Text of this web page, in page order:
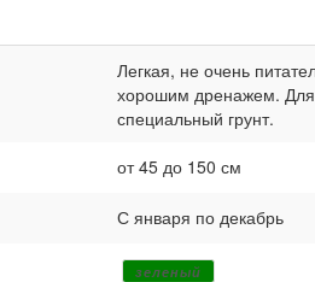
Легкая, не очень
хорошим дренажем.
специальный грунт.
от 45 до 150 см
С января по декабрь
зеленый